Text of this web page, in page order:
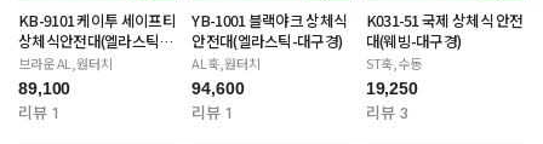
KB-9101 케이투 세이프티
상체식안전대(엘라스틱-
대구경)
브라운 AL,원터치
89,100
리뷰 1
YB-1001 블랙야크 상체식
안전대(엘라스틱-대구경)
AL훅,원터치
94,600
리뷰 1
K031-51 국제 상체식 안전
대(웨빙-대구경)
ST훅,수동
19,250
리뷰 3